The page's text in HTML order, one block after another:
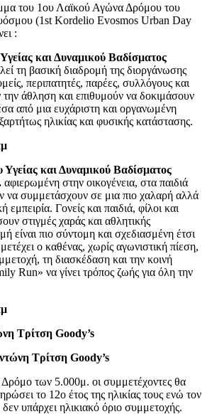
του 1ου Λαϊκού Αγώνα Δρόμου του
(1st Kordelio Evosmos Urban Day
:
και Δυναμικού Βαδίσματος
τη βασική διαδρομή της διοργάνωσης
περιπατητές, παρέες, συλλόγους και
άθληση και επιθυμούν να δοκιμάσουν
από μια ευχάριστη και οργανωμένη
ηλικίας και φυσικής κατάστασης.
Υγείας και Δυναμικού Βαδίσματος
αφιερωμένη στην οικογένεια, στα παιδιά
να συμμετάσχουν σε μια πιο χαλαρή αλλά
Γονείς και παιδιά, φίλοι και
στιγμές χαράς και αθλητικής
είναι πιο σύντομη και σχεδιασμένη έτσι
ο καθένας, χωρίς αγωνιστική πίεση,
τη διασκέδαση και την κοινή
Run» να γίνει τρόπος ζωής για όλη την
Τρίτση Goody’s
Τρίτση Goody’s
των 5.000μ. οι συμμετέχοντες θα
το 12ο έτος της ηλικίας τους ενώ τον
υπάρχει ηλικιακό όριο συμμετοχής.